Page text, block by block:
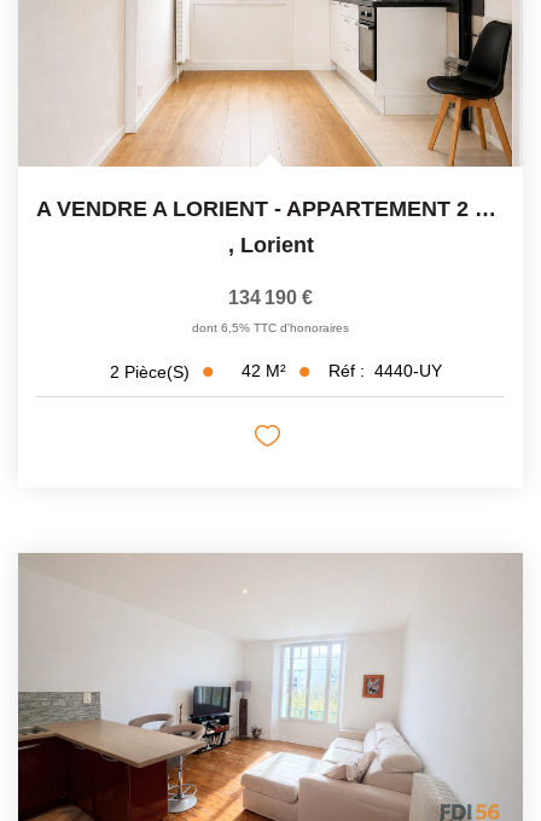
A VENDRE A LORIENT - APPARTEMENT 2 PIECES - 42 M²
, Lorient
134 190 €
dont 6,5% TTC d'honoraires
2 Pièce(s) 42 M² Réf : 4440-UY